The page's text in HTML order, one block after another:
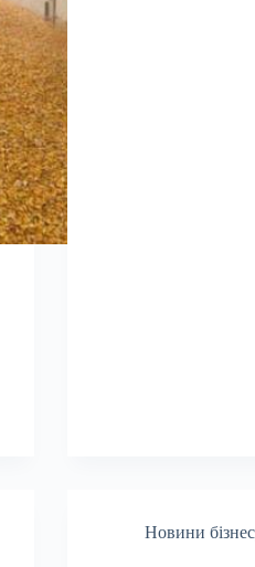
Новини